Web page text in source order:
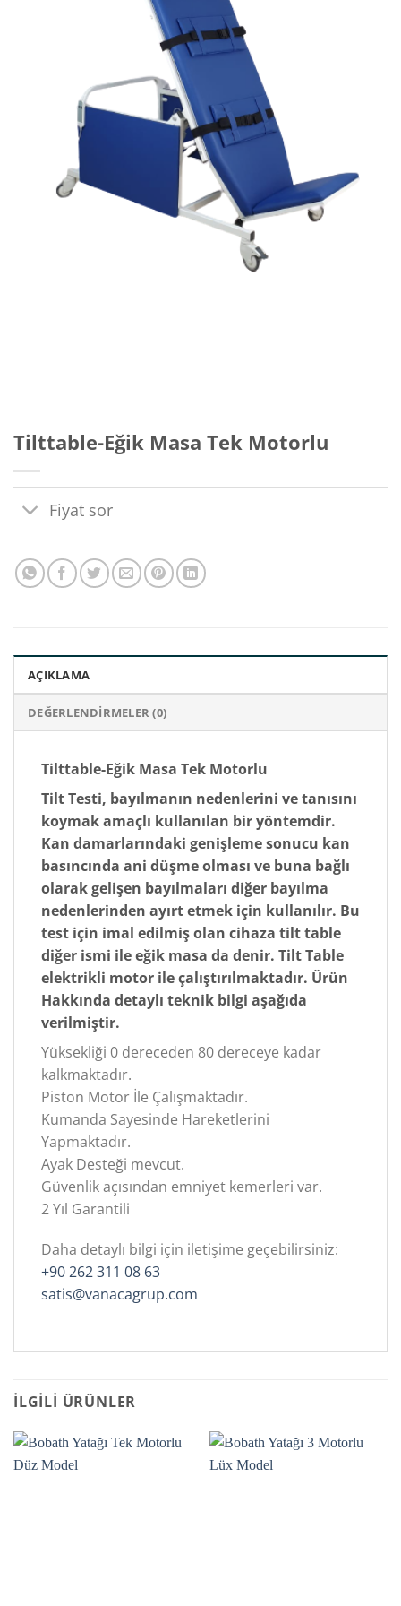
Tilttable-Eğik Masa Tek Motorlu
Fiyat sor
AÇIKLAMA
DEĞERLENDIRMELER (0)
Tilttable-Eğik Masa Tek Motorlu
TiltTesti, bayılmanın nedenlerini ve tanısını
koymak amaçlı kullanılan bir yöntemdir.
Kan damarlarındaki genişleme sonucu kan
basıncında ani düşme olması ve buna bağlı
olarak gelişen bayılmaları diğer bayılma
nedenlerinden ayırt etmek için kullanılır. Bu
test için imal edilmiş olan cihaza tilt table
diğer ismi ile eğik masa da denir. Tilt Table
elektrikli motor ile çalıştırılmaktadır. Ürün
Hakkında detaylı teknik bilgi aşağıda
verilmiştir.
Yüksekliği 0 dereceden 80 dereceye kadar
kalkmaktadır.
Piston Motor İle Çalışmaktadır.
Kumanda Sayesinde Hareketlerini
Yapmaktadır.
Ayak Desteği mevcut.
Güvenlik açısından emniyet kemerleri var.
2 Yıl Garantili
Daha detaylı bilgi için iletişime geçebilirsiniz:
+90 262 311 08 63
satis@vanacagrup.com
İLGILI ÜRÜNLER